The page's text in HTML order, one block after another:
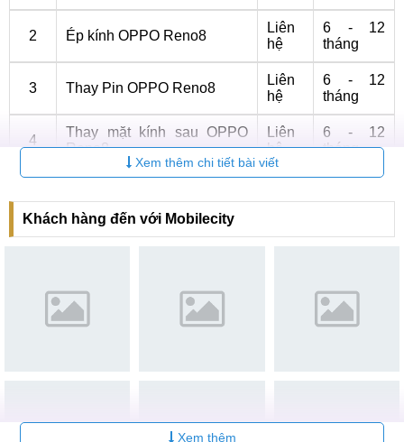
2 Ép kính OPPO Reno8
Liên
hệ
6 - 12
tháng
3 Thay Pin OPPO Reno8
Liên
hệ
6 - 12
tháng
4
Thay mặt kính sau OPPO
Reno8
Liên
hệ
6 - 12
tháng
hệ
tháng
Liên
6 - 12
Thay, sửa khay SIM OPPO
Reno8
6 - 12
tháng
Xem thêm chi tiết bài viết
Khách hàng đến với Mobilecity
Xem thêm